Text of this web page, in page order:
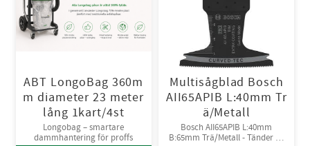
ABT LongoBag 360m
m diameter 23 meter
lång 1kart/4st
Longobag – smartare
dammhantering för proffs
Multisågblad Bosch
AII65APIB L:40mm Tr
ä/Metall
Bosch AII65APIB L:40mm
B:65mm Trä/Metall - Tänder av